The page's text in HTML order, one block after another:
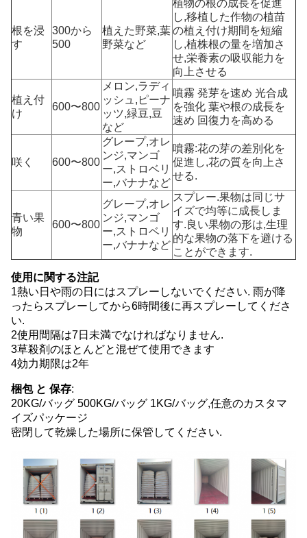
根を浸
す
300から
500
植えた野菜,葉
野菜など
植物の根の成長を促進
し,移植した作物の植苗
の植え付け期間を短縮
し,植株根の量を増加さ
せ,栄養素の吸収能力を
向上させる
植え付
け
600〜800
メロン,ラディ
ッシュ,ピーナ
ッツ,緑豆,豆
など
噴霧 発芽を速め 光合成
を強化 葉や根の成長を
速め 回復力を高める
咲く 600〜800
グレープ,オレ
ンジ,マンゴ
ー,ストロベリ
ー,バナナなど
噴霧:花の芽の差別化を
促進し,花の質を向上さ
せる.
青い果
物
600〜800
グレープ,オレ
ンジ,マンゴ
ー,ストロベリ
ー,バナナなど
スプレー.果物は同じサ
イズで均等に成長しま
す.良い果物の形は,生理
的な果物の落下を避ける
ことができます.
使用に関する注記
1熱い日や雨の日にはスプレーしないでください. 雨が降
ったらスプレーしてから6時間後に再スプレーしてくださ
い.
2使用間隔は7日未満でなければなりません.
3草殺剤のほとんどと混ぜて使用できます
4効力期限は2年
梱包 と 保存:
20KG/バッグ 500KG/バッグ 1KG/バッグ,任意のカスタマ
イズパッケージ
密閉して乾燥した場所に保管してください.